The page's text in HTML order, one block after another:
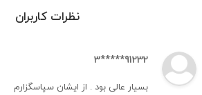
نظرات کاربران
91232*****3
بسیار عالی بود . از ایشان سپاسگزارم